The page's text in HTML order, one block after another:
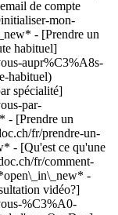
de compte
mon-
- [Prendre un
habituel]
aupr%C3%A8s-
habituel)
spécialité]
par-
- [Prendre un
fr/prendre-un-
- [Qu'est ce qu'une
fr/comment-
-
vidéo?]
%C3%A0-